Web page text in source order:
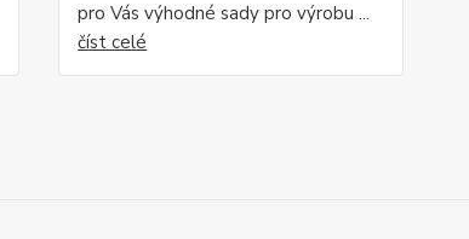
pro Vás výhodné sady pro výrobu ...
číst celé